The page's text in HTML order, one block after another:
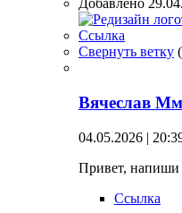
Добавлено
Ссылка
Свернуть ветку (
Вячеслав Мм
04.05.2026 |
Привет, напиши
Ссылка